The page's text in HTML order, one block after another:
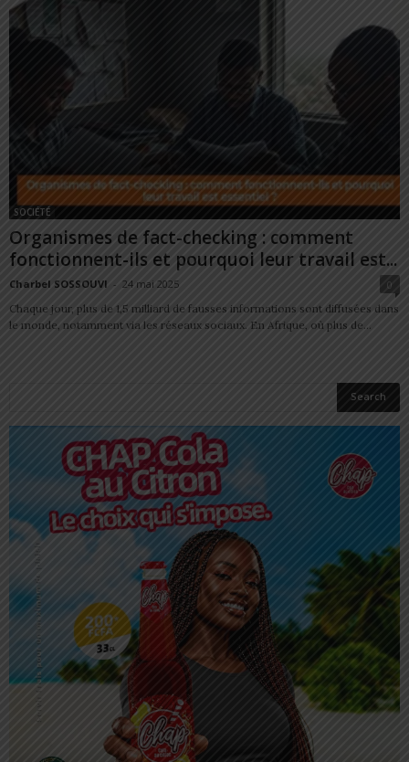
SOCIÉTÉ
Organismes de fact-checking : comment
fonctionnent-ils et pourquoi leur travail est...
Charbel SOSSOUVI - 24 mai 2025
0
Chaque jour, plus de 1,5 milliard de fausses informations sont diffusées dans
le monde, notamment via les réseaux sociaux. En Afrique, où plus de...